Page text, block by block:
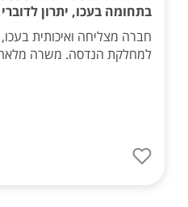
בתחומה בעכו, יתרון
חברה מצליחה ואיכותית
למחלקת הנדסה. משרה